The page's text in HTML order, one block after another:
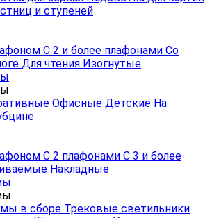
и ступеней
С 2 и более плафонами Со
Для чтения Изогнутые
Офисные Детские На
С 2 плафонами С 3 и более
Накладные
в сборе Трековые светильники